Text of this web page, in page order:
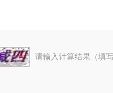
请输入计算结果（填